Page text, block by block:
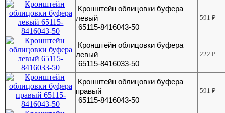
Кронштейн облицовки буфера
левый
65115-8416043-50
591₽
Кронштейн облицовки буфера
левый
65115-8416033-50
222₽
Кронштейн облицовки буфера
правый
65115-8416043-50
591₽